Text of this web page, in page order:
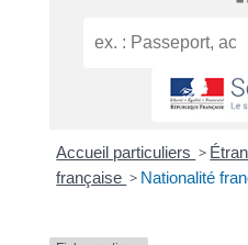
Accueil particuliers >
française > Nationalité